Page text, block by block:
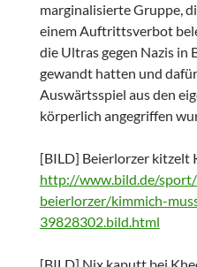
marginalisierte Gruppe,
einem Auftrittsverbot
die Ultras gegen Nazis in
gewandt hatten und
Auswärtsspiel aus den
körperlich angegriffen
[BILD] Beierlorzer kitzelt
http://www.bild.de/
beierlorzer/kimmich-
39828302.bild.html